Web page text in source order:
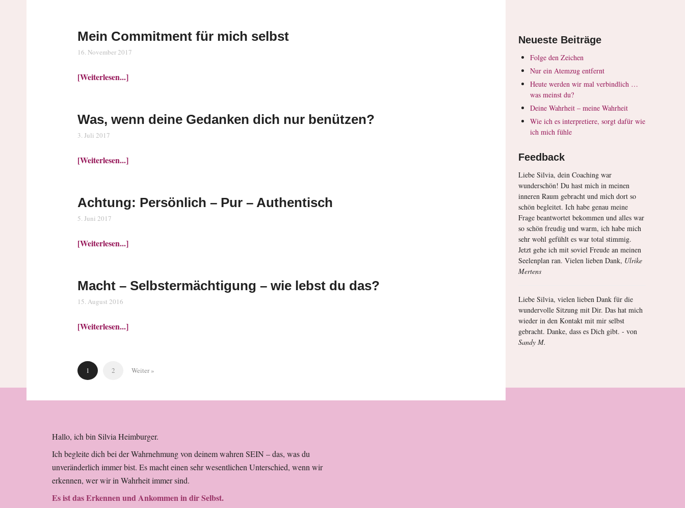
Mein Commitment für mich selbst
16. November 2017
[Weiterlesen...]
Was, wenn deine Gedanken dich nur benützen?
3. Juli 2017
[Weiterlesen...]
Achtung: Persönlich – Pur – Authentisch
5. Juni 2017
[Weiterlesen...]
Macht – Selbstermächtigung – wie lebst du das?
15. August 2016
[Weiterlesen...]
1 2 Weiter »
Neueste Beiträge
Folge den Zeichen
Nur ein Atemzug entfernt
Heute werden wir mal verbindlich …
was meinst du?
Deine Wahrheit – meine Wahrheit
Wie ich es interpretiere, sorgt dafür wie
ich mich fühle
Feedback
Liebe Silvia, dein Coaching war
wunderschön! Du hast mich in meinen
inneren Raum gebracht und mich dort so
schön begleitet. Ich habe genau meine
Frage beantwortet bekommen und alles war
so schön freudig und warm, ich habe mich
sehr wohl gefühlt es war total stimmig.
Jetzt gehe ich mit soviel Freude an meinen
Seelenplan ran. Vielen lieben Dank, Ulrike
Mertens
Liebe Silvia, vielen lieben Dank für die
wundervolle Sitzung mit Dir. Das hat mich
wieder in den Kontakt mit mir selbst
gebracht. Danke, dass es Dich gibt. - von
Sandy M.
Hallo, ich bin Silvia Heimburger.
Ich begleite dich bei der Wahrnehmung von deinem wahren SEIN – das, was du
unveränderlich immer bist. Es macht einen sehr wesentlichen Unterschied, wenn wir
erkennen, wer wir in Wahrheit immer sind.
Es ist das Erkennen und Ankommen in dir Selbst.